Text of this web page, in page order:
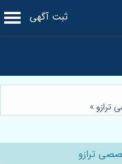
ثبت آگهی
ترازو »
ترازو